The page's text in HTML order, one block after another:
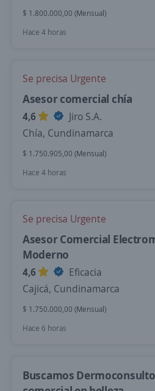
$ 1.800.000,00 (Mensual)
Hace 4 horas
Se precisa Urgente
Asesor comercial chía
4,6
Jiro S.A.
Chía, Cundinamarca
$ 1.750.905,00 (Mensual)
Hace 4 horas
Se precisa Urgente
Asesor Comercial
Moderno
4,6
Eficacia
Cajicá, Cundinamarca
$ 1.750.000,00 (Mensual)
Hace 6 horas
Buscamos